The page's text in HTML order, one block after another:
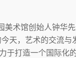
美术馆创始人钟华
天，艺术的交流与
于打造一个国际化